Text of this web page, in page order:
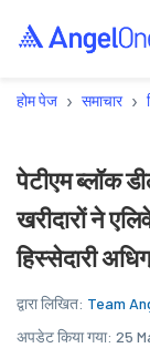
होम पेज › समाचार ›
पेटीएम ब्लॉक
खरीदारों ने
हिस्सेदारी
द्वारा लिखित: Team
अपडेट किया गया: 25